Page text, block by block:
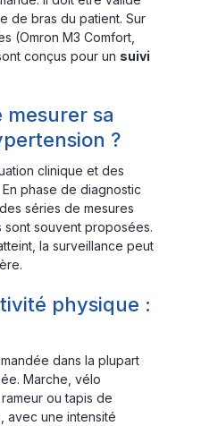
de bras du patient. Sur
(Omron M3 Comfort,
conçus pour un suivi
sa
?
clinique et des
phase de diagnostic
séries de mesures
sont souvent proposées.
la surveillance peut
physique :
dans la plupart
Marche, vélo
ou tapis de
avec une intensité